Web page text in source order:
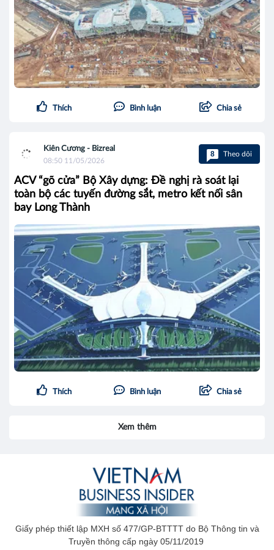
Thích Bình luận Chia sẻ
Kiên Cương - Bizreal
08:50 11/05/2026
8 Theo dõi
ACV “gõ cửa” Bộ Xây dựng: Đề nghị rà soát lại
toàn bộ các tuyến đường sắt, metro kết nối sân
bay Long Thành
Thích Bình luận Chia sẻ
Xem thêm
Giấy phép thiết lập MXH số 477/GP-BTTTT do Bộ Thông tin và
Truyền thông cấp ngày 05/11/2019